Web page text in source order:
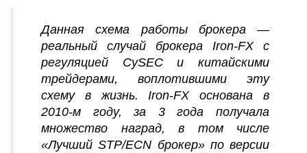
Данная схема работы брокера —
реальный случай брокера Iron-FX с
регуляцией CySEC и китайскими
трейдерами, воплотившими эту
схему в жизнь. Iron-FX основана в
2010-м году, за 3 года получала
множество наград, в том числе
«Лучший STP/ECN брокер» по версии